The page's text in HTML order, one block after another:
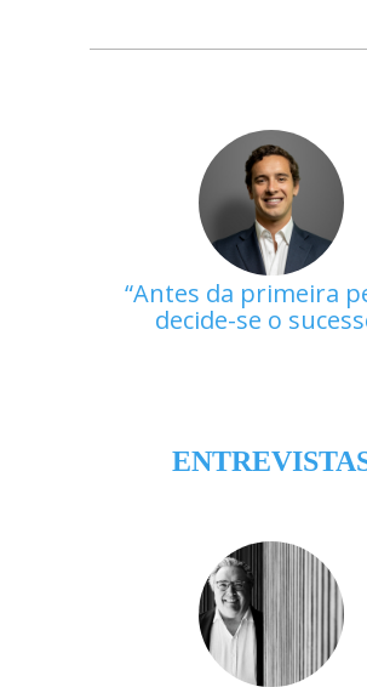
Antes da primeira
decide-se o